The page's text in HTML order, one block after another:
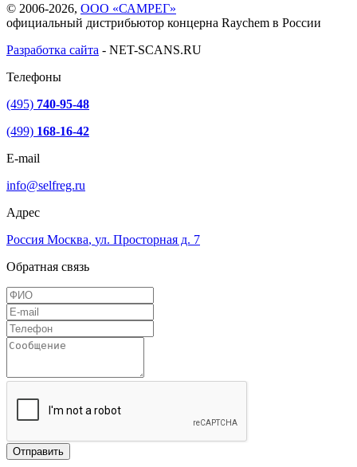
© 2006-2026, ООО «САМРЕГ»
официальный дистрибьютор концерна Raychem в России
Разработка сайта - NET-SCANS.RU
Телефоны
(495) 740-95-48
(499) 168-16-42
E-mail
info@selfreg.ru
Адрес
Россия Москва, ул. Просторная д. 7
Обратная связь
Отправить